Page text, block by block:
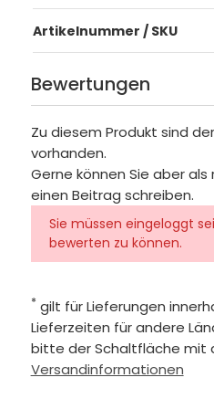
Artikelnummer / SKU
Bewertungen
Zu diesem Produkt sind
vorhanden.
Gerne können Sie aber
einen Beitrag schreiben.
Sie müssen eingeloggt
bewerten zu können.
* gilt für Lieferungen
Lieferzeiten für andere
bitte der Schaltfläche mit
Versandinformationen